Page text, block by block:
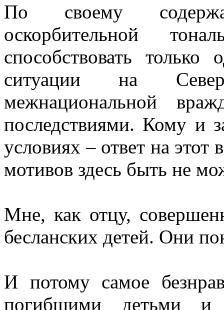
По своему
оскорбительной
способствовать
ситуации на
межнациональной
последствиями. Кому и
условиях – ответ на
мотивов здесь быть не
Мне, как отцу,
бесланских детей. Они
И потому самое
погибшими детьми и